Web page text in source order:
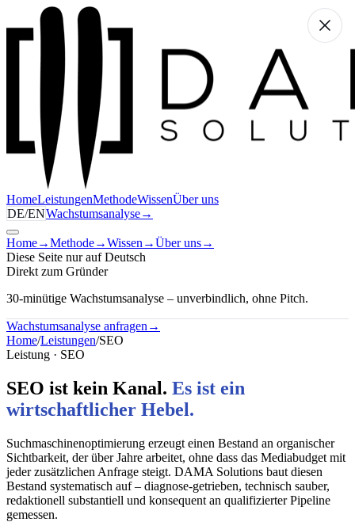
HomeLeistungenMethodeWissenÜber uns
DE/ENWachstumsanalyse→
Home→Methode→Wissen →Über uns→
Diese Seite nur auf Deutsch
Direkt zum Gründer
30-minütige Wachstumsanalyse – unverbindlich, ohne Pitch.
Wachstumsanalyse anfragen →
Home/Leistungen/SEO
Leistung · SEO
SEO ist kein Kanal. Es ist ein
wirtschaftlicher Hebel.
Suchmaschinenoptimierung erzeugt einen Bestand an organischer
Sichtbarkeit, der über Jahre arbeitet, ohne dass das Mediabudget mit
jeder zusätzlichen Anfrage steigt. DAMA Solutions baut diesen
Bestand systematisch auf – diagnose-getrieben, technisch sauber,
redaktionell substantiell und konsequent an qualifizierter Pipeline
gemessen.